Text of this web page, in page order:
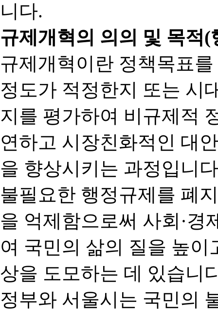
니다.
규제개혁의 의의 및 목적
규제개혁이란 정책목표
정도가 적정한지 또는 시
지를 평가하여 비규제적
연하고 시장친화적인 대
을 향상시키는 과정입니
불필요한 행정규제를 폐
을 억제함으로써 사회·경
여 국민의 삶의 질을 높
상을 도모하는 데 있습니
정부와 서울시는 국민의